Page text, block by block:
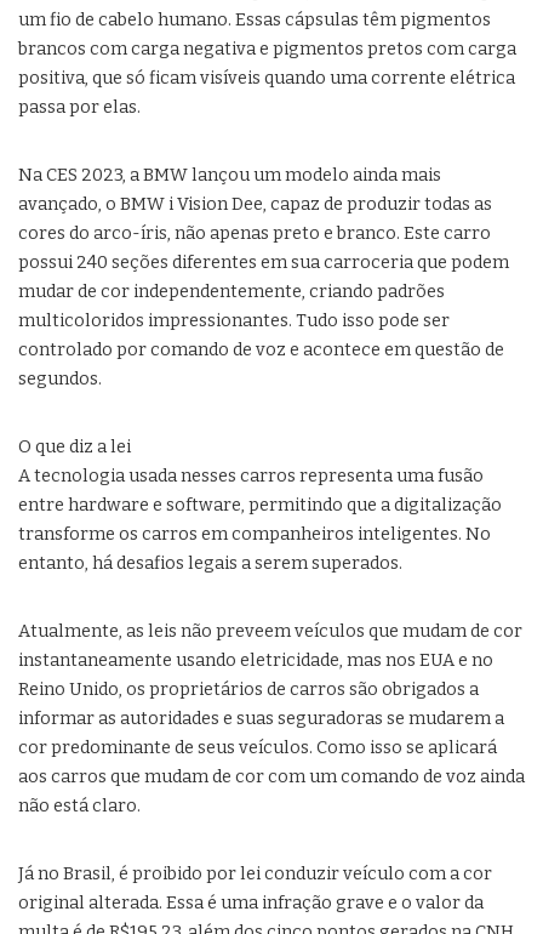
um fio de cabelo humano. Essas cápsulas têm pigmentos
brancos com carga negativa e pigmentos pretos com carga
positiva, que só ficam visíveis quando uma corrente elétrica
passa por elas.
Na CES 2023, a BMW lançou um modelo ainda mais
avançado, o BMW i Vision Dee, capaz de produzir todas as
cores do arco-íris, não apenas preto e branco. Este carro
possui 240 seções diferentes em sua carroceria que podem
mudar de cor independentemente, criando padrões
multicoloridos impressionantes. Tudo isso pode ser
controlado por comando de voz e acontece em questão de
segundos.
O que diz a lei
A tecnologia usada nesses carros representa uma fusão
entre hardware e software, permitindo que a digitalização
transforme os carros em companheiros inteligentes. No
entanto, há desafios legais a serem superados.
Atualmente, as leis não preveem veículos que mudam de cor
instantaneamente usando eletricidade, mas nos EUA e no
Reino Unido, os proprietários de carros são obrigados a
informar as autoridades e suas seguradoras se mudarem a
cor predominante de seus veículos. Como isso se aplicará
aos carros que mudam de cor com um comando de voz ainda
não está claro.
Já no Brasil, é proibido por lei conduzir veículo com a cor
original alterada. Essa é uma infração grave e o valor da